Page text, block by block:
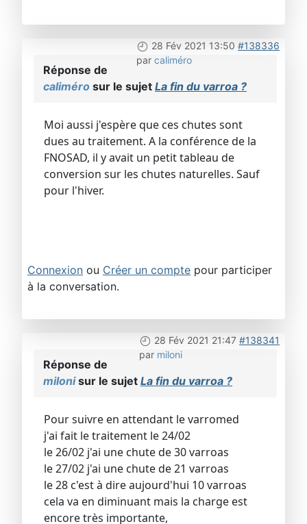
28 Fév 2021 13:50 #138336
par caliméro
Réponse de
caliméro sur le sujet La fin du varroa ?
Moi aussi j'espère que ces chutes sont
dues au traitement. A la conférence de la
FNOSAD, il y avait un petit tableau de
conversion sur les chutes naturelles. Sauf
pour l'hiver.
Connexion ou Créer un compte pour participer
à la conversation.
28 Fév 2021 21:47 #138341
par miloni
Réponse de
milonisur le sujet La fin du varroa ?
Pour suivre en attendant le varromed
j'ai fait le traitement le 24/02
le 26/02 j'ai une chute de 30 varroas
le 27/02 j'ai une chute de 21 varroas
le 28 c'est à dire aujourd'hui 10 varroas
cela va en diminuant mais la charge est
encore très importante,